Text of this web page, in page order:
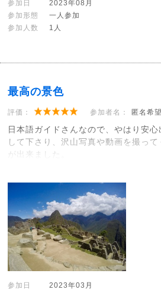
参加日
2023年08月
参加形態
一人参加
参加人数
1人
最高の景色
評価： 参加者名： 匿名希望
日本語ガイドさんなので、やはり安
して下さり、沢山写真や動画を撮っ
が出来ました。
参加日
2023年03月